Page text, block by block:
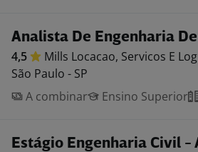
Analista De Engenharia
4,5 Mills Locacao, Servicos E
São Paulo - SP
A combinar
Ensino Superior
Estágio Engenharia Civil -